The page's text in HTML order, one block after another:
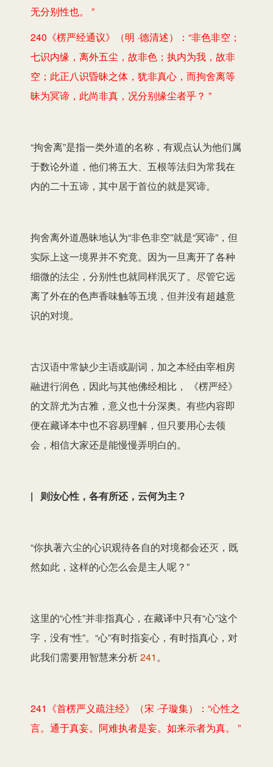
无分别性也。 ”
240《楞严经通议》（明 ·德清述）：“非色非空；
七识内缘，离外五尘，故非色；执内为我，故非
空；此正八识昏昧之体，犹非真心，而拘舍离等
昧为冥谛，此尚非真，况分别缘尘者乎？ ”
“拘舍离”是指一类外道的名称，有观点认为他们属
于数论外道，他们将五大、五根等法归为常我在
内的二十五谛，其中居于首位的就是冥谛。
拘舍离外道愚昧地认为“非色非空”就是“冥谛”，但
实际上这一境界并不究竟。因为一旦离开了各种
细微的法尘，分别性也就同样泯灭了。尽管它远
离了外在的色声香味触等五境，但并没有超越意
识的对境。
古汉语中常缺少主语或副词，加之本经由宰相房
融进行润色，因此与其他佛经相比， 《楞严经》
的文辞尤为古雅，意义也十分深奥。有些内容即
便在藏译本中也不容易理解，但只要用心去领
会，相信大家还是能慢慢弄明白的。
| 则汝心性，各有所还，云何为主？
“你执著六尘的心识观待各自的对境都会还灭，既
然如此，这样的心怎么会是主人呢？”
这里的“心性”并非指真心，在藏译中只有“心”这个
字，没有“性”。“心”有时指妄心，有时指真心，对
此我们需要用智慧来分析241。
241《首楞严义疏注经》（宋 ·子璇集）：“心性之
言。通于真妄。阿难执者是妄。如来示者为真。 ”